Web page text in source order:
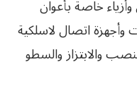
خاصة بأعوان
اتصال لاسلكية
والابتزاز والسطو